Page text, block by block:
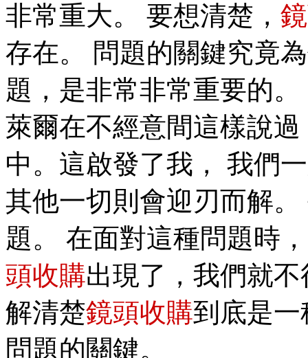
非常重大。 要想清楚，
存在。 問題的關鍵究竟
題，是非常非常重要的
萊爾在不經意間這樣說
中。這啟發了我， 我們
其他一切則會迎刃而解
題。 在面對這種問題時
頭收購出現了，我們就
解清楚鏡頭收購到底是
問題的關鍵。